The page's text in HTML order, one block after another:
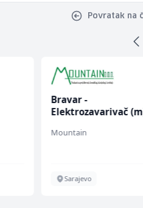
Povratak na
Bravar -
Elektrozavarivač
Mountain
Sarajevo